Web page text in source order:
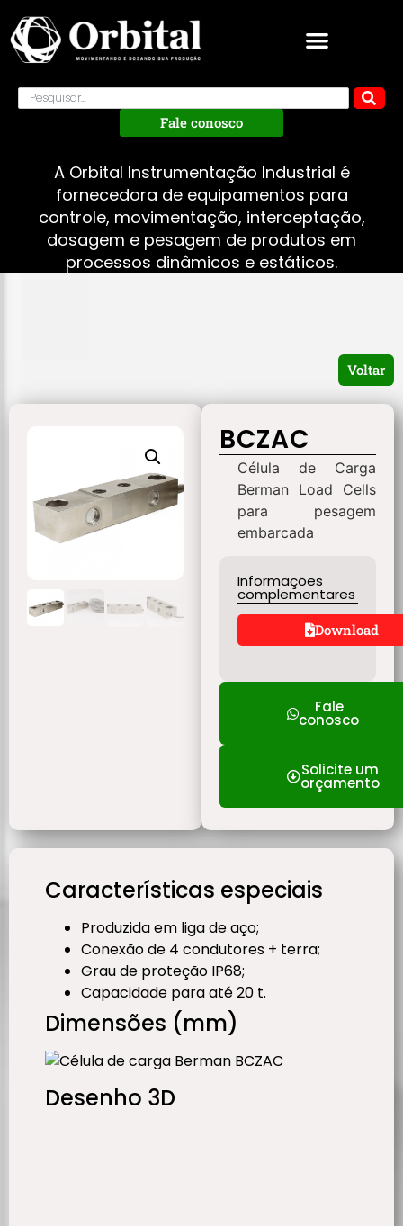
Fale conosco
A Orbital Instrumentação Industrial é
fornecedora de equipamentos para
controle, movimentação, interceptação,
dosagem e pesagem de produtos em
processos dinâmicos e estáticos.
Voltar
BCZAC
Célula de Carga
Berman Load Cells
para pesagem
embarcada
Informações
complementares
Download
Fale
conosco
Solicite um
orçamento
Características especiais
Produzida em liga de aço;
Conexão de 4 condutores + terra;
Grau de proteção IP68;
Capacidade para até 20 t.
Dimensões (mm)
Desenho 3D